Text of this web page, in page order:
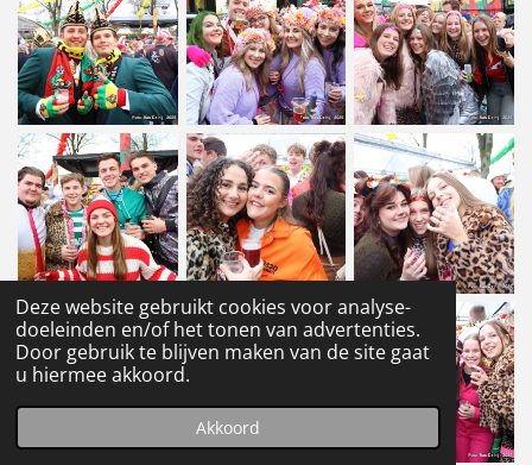
Deze website gebruikt cookies voor analyse-
doeleinden en/of het tonen van advertenties.
Door gebruik te blijven maken van de site gaat
u hiermee akkoord.
Akkoord